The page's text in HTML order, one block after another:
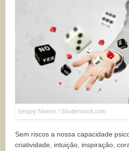
Sergey Nivens / Shutterstock.com
Sem riscos a nossa capacidade
criatividade, intuição, inspiração,